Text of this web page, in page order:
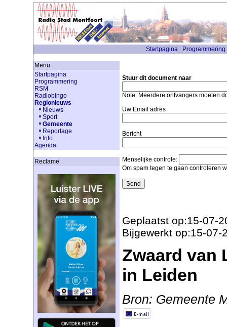
Startpagina Programmering
Menu
Startpagina
Programmering
RSM
Radiobingo
Regionieuws
Nieuws
Sport
Gemeente
Reportage
Info
Agenda
Reclame
Stuur dit document naar
Note: Meerdere ontvangers moeten
Uw Email adres
Bericht
Menselijke controle:
Om spam tegen te gaan controleren
Geplaatst op:15-07-
Bijgewerkt op:15-07-
Zwaard van
in Leiden
Bron: Gemeente